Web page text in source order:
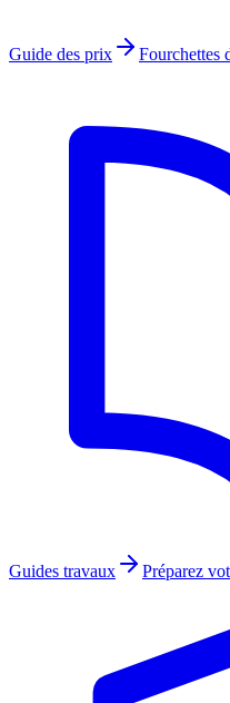
Guide des prix Fourchettes
Guides travaux Préparez